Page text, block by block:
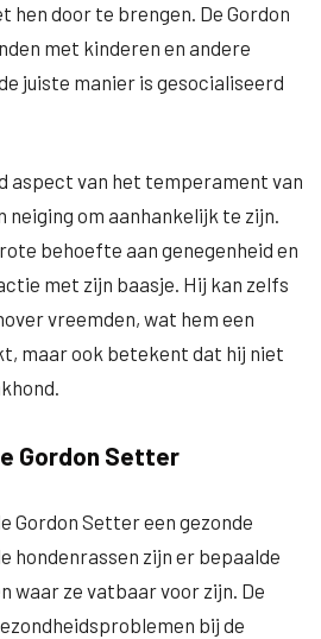
hen door te brengen. De Gordon
met kinderen en andere
juiste manier is gesocialiseerd
aspect van het temperament van
neiging om aanhankelijk te zijn.
behoefte aan genegenheid en
met zijn baasje. Hij kan zelfs
vreemden, wat hem een
maar ook betekent dat hij niet
Gordon Setter
Gordon Setter een gezonde
hondenrassen zijn er bepaalde
waar ze vatbaar voor zijn. De
bij de